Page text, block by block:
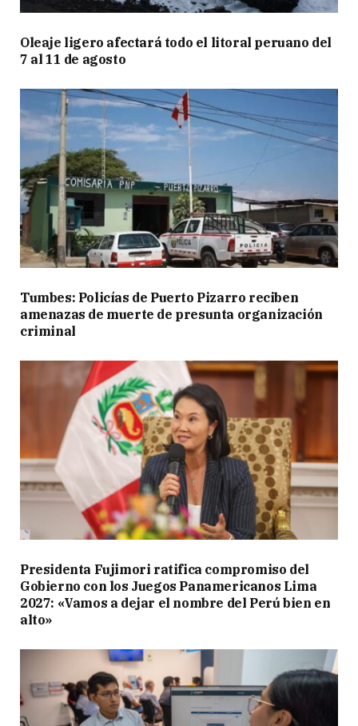
Oleaje ligero afectará todo el litoral peruano del
7 al 11 de agosto
Tumbes: Policías de Puerto Pizarro reciben
amenazas de muerte de presunta organización
criminal
Presidenta Fujimori ratifica compromiso del
Gobierno con los Juegos Panamericanos Lima
2027: «Vamos a dejar el nombre del Perú bien en
alto»